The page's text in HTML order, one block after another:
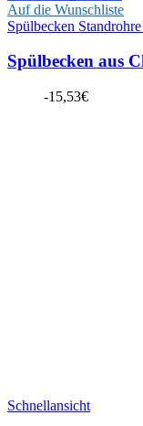
Auf die Wunschliste
Spülbecken
Spülbecken aus
-15,53€
Schnellansicht